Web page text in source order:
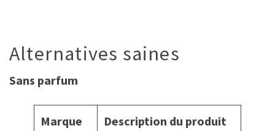
Alternatives saines
Sans parfum
Marque Description du produit